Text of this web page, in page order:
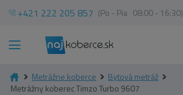
+421 222 205 857 (Po - Pia 08:00 - 16:30)
Metrážne koberce
Bytová metráž
Metrážny koberec Timzo Turbo 9607